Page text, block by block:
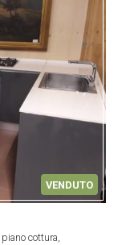
VENDUTO
cottura,